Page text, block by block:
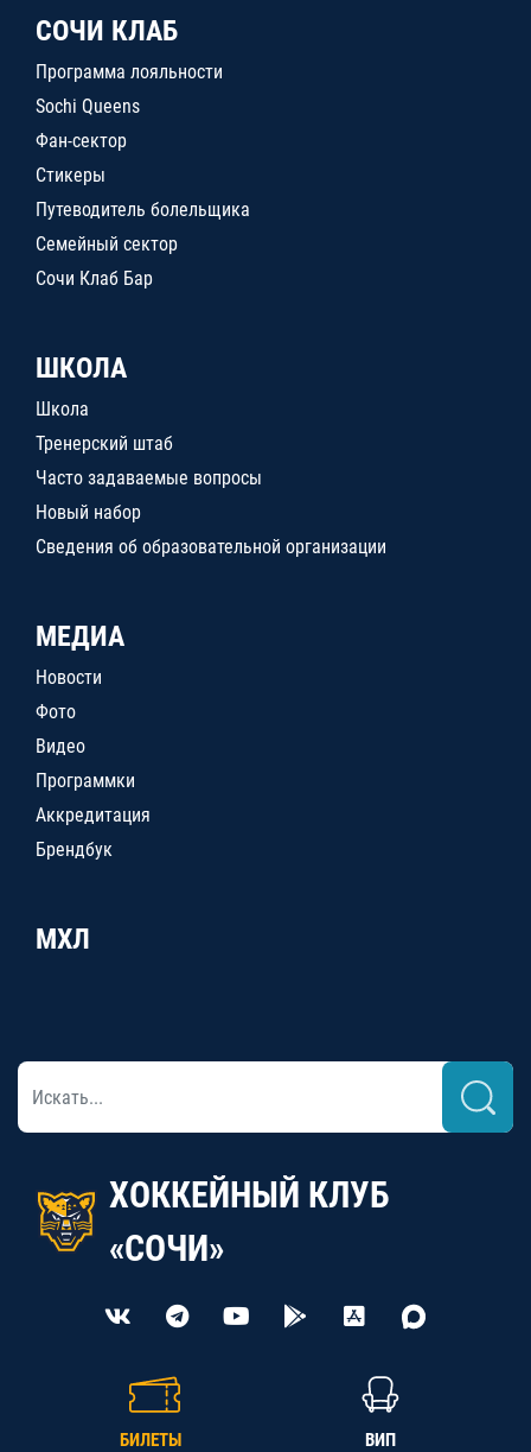
СОЧИ КЛАБ
Программа лояльности
Sochi Queens
Фан-сектор
Стикеры
Путеводитель болельщика
Семейный сектор
Сочи Клаб Бар
ШКОЛА
Школа
Тренерский штаб
Часто задаваемые вопросы
Новый набор
Сведения об образовательной организации
МЕДИА
Новости
Фото
Видео
Программки
Аккредитация
Брендбук
МХЛ
ХОККЕЙНЫЙ КЛУБ
«СОЧИ»
БИЛЕТЫ ВИП